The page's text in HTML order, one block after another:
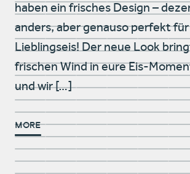
haben ein frisches Design –
anders, aber genauso perfekt
Lieblingseis! Der neue Look
frischen Wind in eure Eis-
und wir […]
More